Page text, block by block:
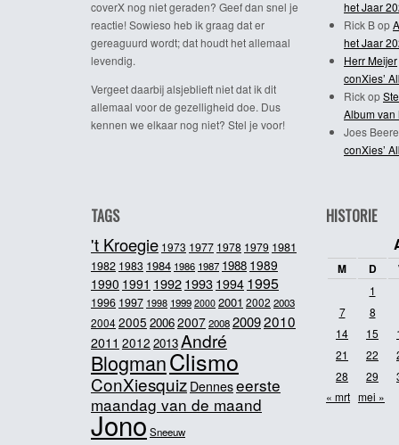
coverX nog niet geraden? Geef dan snel je
reactie! Sowieso heb ik graag dat er
gereaguurd wordt; dat houdt het allemaal
levendig.
Vergeet daarbij alsjeblieft niet dat ik dit
allemaal voor de gezelligheid doe. Dus
kennen we elkaar nog niet? Stel je voor!
het Jaar
Rick Bop
het Jaar
Herr Meijer
conXies’
Rickop
Album van
Joes
conXies’
TAGS
't Kroegie 1973 1977 1978 1979 1981
1982 1983 1984 1986 1987 1988 1989
1990 1991 19921993 1994 1995
1996 1997 1998 1999 2000 2001 2002 2003
20042005 20062007200820092010
2011 2012 2013André
BlogmanClismo
ConXiesquiz Denneseerste
maandag van de maand
JonoSneeuw
HISTORIE
M D
1
7
8
14
15
21
22
28
29
« mrt mei »